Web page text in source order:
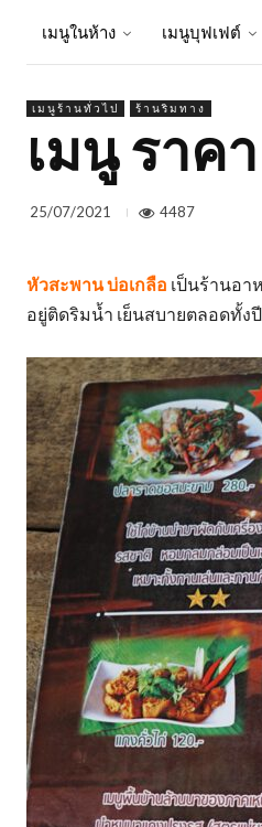
เมนูในห้าง เมนูบุฟเฟต์
เมนูร้านทั่วไป ร้านริมทาง
เมนู ราค
25/07/2021 4487
หัวสะพาน บ่อเกลือ เป็นร้านอา
อยู่ติดริมน้ำ เย็นสบายตลอดทั้